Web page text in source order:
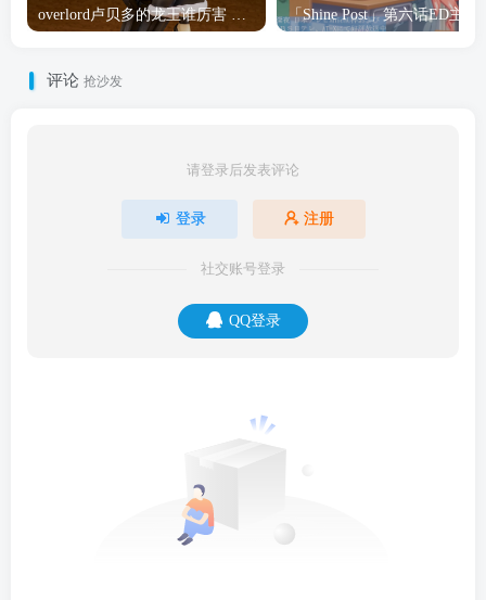
overlord卢贝多的龙王谁厉害 「Overlord」露普斯蕾琪娜·贝塔手办开订
评论 抢沙发
请登录后发表评论
登录 注册
社交账号登录
QQ登录